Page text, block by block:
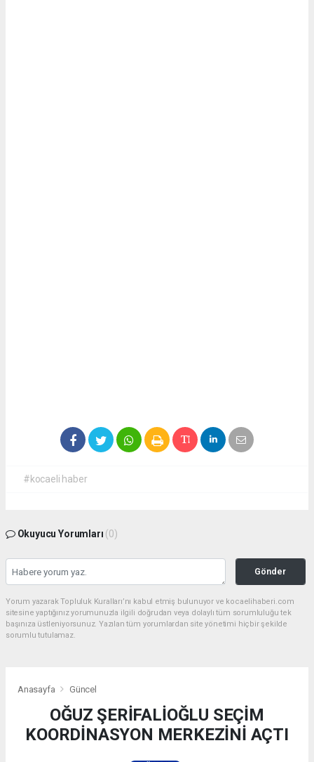
#kocaeli haber
Okuyucu Yorumları (0)
Gönder
Yorum yazarak Topluluk Kuralları’nı kabul etmiş bulunuyor ve kocaelihaberi.com
sitesine yaptığınız yorumunuzla ilgili doğrudan veya dolaylı tüm sorumluluğu tek
başınıza üstleniyorsunuz. Yazılan tüm yorumlardan site yönetimi hiçbir şekilde
sorumlu tutulamaz.
Anasayfa Güncel
OĞUZ ŞERİFALİOĞLU SEÇİM
KOORDİNASYON MERKEZİNİ AÇTI